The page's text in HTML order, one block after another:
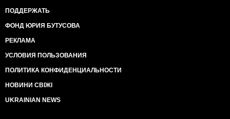
ПОДДЕРЖАТЬ
ФОНД ЮРИЯ БУТУСОВА
РЕКЛАМА
УСЛОВИЯ ПОЛЬЗОВАНИЯ
ПОЛИТИКА КОНФИДЕНЦИАЛЬНОСТИ
НОВИНИ СВІЖІ
UKRAINIAN NEWS